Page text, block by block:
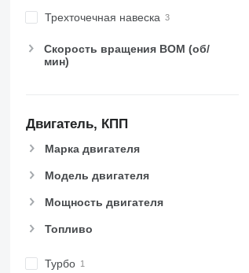
6125 M
6130
6150 M
6150 R
6155
6175
6190
6195 R
7475
7616
7626
7716
7719
7720
7724
Трехточечная навеска
Скорость вращения ВОМ (об/
мин)
Двигатель, КПП
Марка двигателя
Модель двигателя
Мощность двигателя
Топливо
Турбо